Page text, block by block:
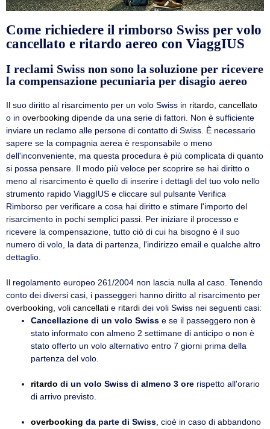
Come richiedere il rimborso Swiss per volo
cancellato e ritardo aereo con ViaggIUS
I reclami Swiss non sono la soluzione per ricevere
la compensazione pecuniaria per disagio aereo
Il suo diritto al risarcimento per un volo Swiss in ritardo cancellato
o in overbooking dipende da una serie di fattori. Non è sufficiente
inviare un reclamo alle persone di contatto di Swiss. È necessario
sapere se la compagnia aerea è responsabile o meno
dell'inconveniente, ma questa procedura è più complicata di quanto
si possa pensare. Il modo più veloce per scoprire se hai diritto o
meno al risarcimento è quello di inserire i dettagli del tuo volo nello
strumento rapido ViaggIUS e cliccare sul pulsante Verifica
Rimborso per verificare a cosa hai diritto e stimare l'importo del
risarcimento in pochi semplici passi. Per iniziare il processo e
ricevere la compensazione, tutto ciò di cui ha bisogno è il suo
numero di volo, la data di partenza, l'indirizzo email e qualche altro
dettaglio.
Il regolamento europeo 261/2004 non lascia nulla al caso. Tenendo
conto dei diversi casi, i passeggeri hanno diritto al risarcimento per
overbooking , voli cancellati e ritardi dei voli Swiss nei seguenti casi:
Cancellazione di un volo Swiss e se il passeggero non è
stato informato con almeno 2 settimane di anticipo o non è
stato offerto un volo alternativo entro 7 giorni prima della
partenza del volo.
ritardo di un volo Swiss di almeno 3 ore rispetto all'orario
di arrivo previsto.
overbooking da parte di Swiss , cioè in caso di abbandono